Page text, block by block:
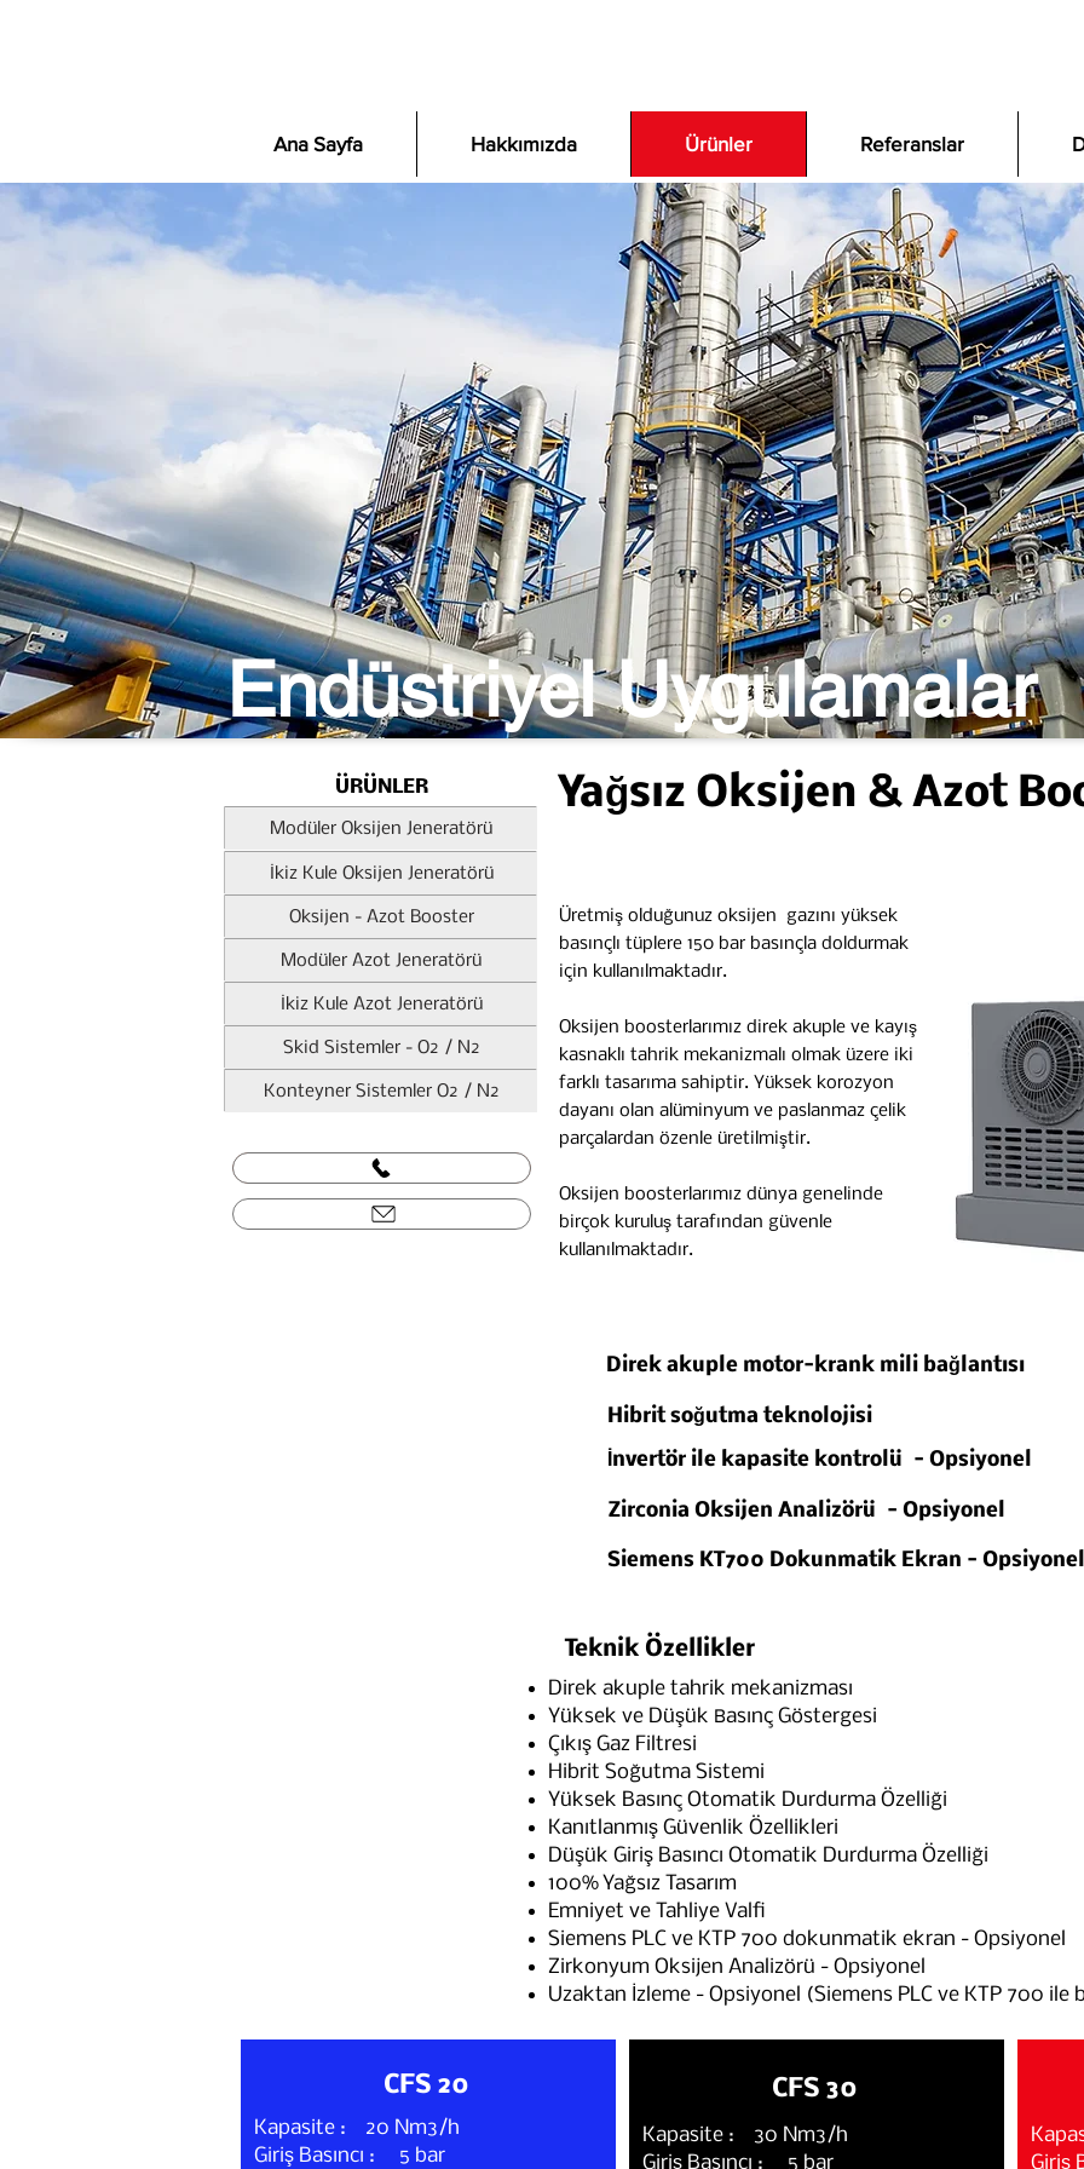
Ana Sayfa Hakkımızda Ürünler Referanslar
Endüstriyel Uygulamalar
ÜRÜNLER
Modüler Oksijen Jeneratörü
Yağsız Oksijen & Azot
İkiz Kule Oksijen Jeneratörü
Oksijen - Azot Booster
Modüler Azot Jeneratörü
İkiz Kule Azot Jeneratörü
Skid Sistemler - O2 / N2
Konteyner Sistemler O2 / N2
Üretmiş olduğunuz oksijen gazını yüksek
basınçlı tüplere 150 bar basınçla doldurmak
için kullanılmaktadır.
Oksijen boosterlarımız direk akuple ve kayış
kasnaklı tahrik mekanizmalı olmak üzere iki
farklı tasarıma sahiptir. Yüksek korozyon
dayanı olan alüminyum ve paslanmaz çelik
parçalardan özenle üretilmiştir.
Oksijen boosterlarımız dünya genelinde
birçok kuruluş tarafından güvenle
kullanılmaktadır.
Direk akuple motor-krank mili bağlantısı
Hibrit soğutma teknolojisi
İnvertör ile kapasite kontrolü - Opsiyonel
Zirconia Oksijen Analizörü - Opsiyonel
Siemens KT700 Dokunmatik Ekran - Opsiyonel
Teknik Özellikler
Direk akuple tahrik mekanizması
Yüksek ve Düşük Basınç Göstergesi
Çıkış Gaz Filtresi
Hibrit Soğutma Sistemi
Yüksek Basınç Otomatik Durdurma Özelliği
Kanıtlanmış Güvenlik Özellikleri
Düşük Giriş Basıncı Otomatik Durdurma Özelliği
100% Yağsız Tasarım
Emniyet ve Tahliye Valfi
Siemens PLC ve KTP 700 dokunmatik ekran - Opsiyonel
Zirkonyum Oksijen Analizörü - Opsiyonel
Uzaktan İzleme - Opsiyonel (Siemens PLC ve KTP 700
CFS 20
Kapasite : 20 Nm3/h
Giriş Basıncı : 5 bar
CFS 30
Kapasite : 30 Nm3/h
Giriş Basıncı : 5 bar
Giriş